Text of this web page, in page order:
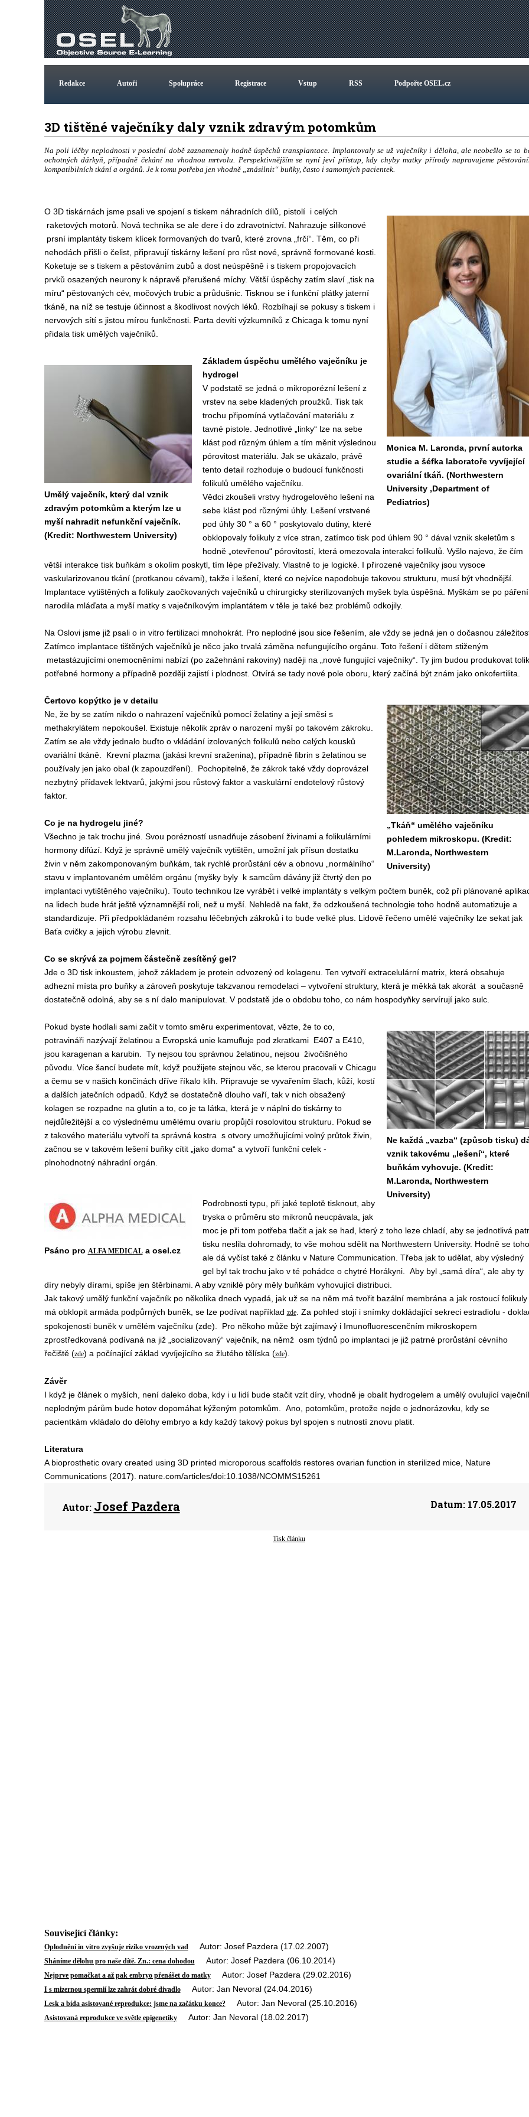
Redakce Autoři Spolupráce Registrace Vstup RSS Podpořte OSEL.cz
3D tištěné vaječníky daly vznik zdravým potomkům
Na poli léčby neplodnosti v poslední době zaznamenaly hodně úspěchů transplantace. Implantovaly se už vaječníky i děloha, ale neobešlo se to
ochotných dárkyň, případně čekání na vhodnou mrtvolu. Perspektivnějším se nyní jeví přístup, kdy chyby matky přírody napravujeme
kompatibilních tkání a orgánů. Je k tomu potřeba jen vhodně „znásilnit“ buňky, často i samotných pacientek.
Monica M. Laronda, první autorka
studie a šéfka laboratoře vyvíjející
ovariální tkáň. (Northwestern
University ,Department of
Pediatrics)
O 3D tiskárnách jsme psali ve spojení s tiskem náhradních dílů, pistolí i celých
raketových motorů. Nová technika se ale dere i do zdravotnictví. Nahrazuje silikonové
prsní implantáty tiskem klícek formovaných do tvarů, které zrovna „frčí“. Těm, co při
nehodách přišli o čelist, připravují tiskárny lešení pro růst nové, správně formované kosti.
Koketuje se s tiskem a pěstováním zubů a dost neúspěšně i s tiskem propojovacích
prvků osazených neurony k nápravě přerušené míchy. Větší úspěchy zatím slaví „tisk na
míru“ pěstovaných cév, močových trubic a průdušnic. Tisknou se i funkční plátky jaterní
tkáně, na níž se testuje účinnost a škodlivost nových léků. Rozbíhají se pokusy s tiskem i
nervových sítí s jistou mírou funkčnosti. Parta devíti výzkumníků z Chicaga k tomu nyní
přidala tisk umělých vaječníků.
Umělý vaječník, který dal vznik
zdravým potomkům a kterým lze u
myší nahradit nefunkční vaječník.
(Kredit: Northwestern University)
Základem úspěchu umělého vaječníku je
hydrogel
V podstatě se jedná o mikroporézní lešení z
vrstev na sebe kladených proužků. Tisk tak
trochu připomíná vytlačování materiálu z
tavné pistole. Jednotlivé „linky“ lze na sebe
klást pod různým úhlem a tím měnit výslednou
pórovitost materiálu. Jak se ukázalo, právě
tento detail rozhoduje o budoucí funkčnosti
folikulů umělého vaječníku.
Vědci zkoušeli vrstvy hydrogelového lešení na
sebe klást pod různými úhly. Lešení vrstvené
pod úhly 30 ° a 60 ° poskytovalo dutiny, které
obklopovaly folikuly z více stran, zatímco tisk pod úhlem 90 ° dával vznik skeletům s
hodně „otevřenou“ pórovitostí, která omezovala interakci folikulů. Vyšlo najevo, že čím
větší interakce tisk buňkám s okolím poskytl, tím lépe přežívaly. Vlastně to je logické. I přirozené vaječníky jsou vysoce
vaskularizovanou tkání (protkanou cévami), takže i lešení, které co nejvíce napodobuje takovou strukturu, musí být vhodnější.
Implantace vytištěných a folikuly zaočkovaných vaječníků u chirurgicky sterilizovaných myšek byla úspěšná. Myškám se po páření
narodila mláďata a myší matky s vaječníkovým implantátem v těle je také bez problémů odkojily.
Na Oslovi jsme již psali o in vitro fertilizaci mnohokrát. Pro neplodné jsou sice řešením, ale vždy se jedná jen o dočasnou
Zatímco implantace tištěných vaječníků je něco jako trvalá záměna nefungujícího orgánu. Toto řešení i dětem stiženým
metastázujícími onemocněními nabízí (po zažehnání rakoviny) naději na „nové fungující vaječníky“. Ty jim budou produkovat tolik
potřebné hormony a případně později zajistí i plodnost. Otvírá se tady nové pole oboru, který začíná být znám jako onkofertilita.
„Tkáň“ umělého vaječníku
pohledem mikroskopu. (Kredit:
M.Laronda, Northwestern
University)
Čertovo kopýtko je v detailu
Ne, že by se zatím nikdo o nahrazení vaječníků pomocí želatiny a její směsi s
methakrylátem nepokoušel. Existuje několik zpráv o narození myší po takovém zákroku.
Zatím se ale vždy jednalo buďto o vkládání izolovaných folikulů nebo celých kousků
ovariální tkáně. Krevní plazma (jakási krevní sraženina), případně fibrin s želatinou se
používaly jen jako obal (k zapouzdření). Pochopitelně, že zákrok také vždy doprovázel
nezbytný přídavek lektvarů, jakými jsou růstový faktor a vaskulární endotelový růstový
faktor.
Co je na hydrogelu jiné?
Všechno je tak trochu jiné. Svou porézností usnadňuje zásobení živinami a folikulárními
hormony difúzí. Když je správně umělý vaječník vytištěn, umožní jak přísun dostatku
živin v něm zakomponovaným buňkám, tak rychlé prorůstání cév a obnovu „normálního“
stavu v implantovaném umělém orgánu (myšky byly k samcům dávány již čtvrtý den po
implantaci vytištěného vaječníku). Touto technikou lze vyrábět i velké implantáty s velkým počtem buněk, což při plánované
na lidech bude hrát ještě významnější roli, než u myší. Nehledě na fakt, že odzkoušená technologie toho hodně automatizuje a
standardizuje. Při předpokládaném rozsahu léčebných zákroků i to bude velké plus. Lidově řečeno umělé vaječníky lze sekat jak
Baťa cvičky a jejich výrobu zlevnit.
Co se skrývá za pojmem částečně zesítěný gel?
Jde o 3D tisk inkoustem, jehož základem je protein odvozený od kolagenu. Ten vytvoří extracelulární matrix, která obsahuje
adhezní místa pro buňky a zároveň poskytuje takzvanou remodelaci – vytvoření struktury, která je měkká tak akorát a současně
dostatečně odolná, aby se s ní dalo manipulovat. V podstatě jde o obdobu toho, co nám hospodyňky servírují jako sulc.
Ne každá „vazba“ (způsob tisku)
vznik takovému „lešení“, které
buňkám vyhovuje. (Kredit:
M.Laronda, Northwestern
University)
Pokud byste hodlali sami začít v tomto směru experimentovat, vězte, že to co,
potravináři nazývají želatinou a Evropská unie kamufluje pod zkratkami E407 a E410,
jsou karagenan a karubin. Ty nejsou tou správnou želatinou, nejsou živočišného
původu. Více šancí budete mít, když použijete stejnou věc, se kterou pracovali v Chicagu
a čemu se v našich končinách dříve říkalo klih. Připravuje se vyvařením šlach, kůží, kostí
a dalších jatečních odpadů. Když se dostatečně dlouho vaří, tak v nich obsažený
kolagen se rozpadne na glutin a to, co je ta látka, která je v náplni do tiskárny to
nejdůležitější a co výslednému umělému ovariu propůjčí rosolovitou strukturu. Pokud se
z takového materiálu vytvoří ta správná kostra s otvory umožňujícími volný průtok živin,
začnou se v takovém lešení buňky cítit „jako doma“ a vytvoří funkční celek -
plnohodnotný náhradní orgán.
Psáno pro ALFA MEDICALa osel.cz
Podrobnosti typu, při jaké teplotě tisknout, aby
tryska o průměru sto mikronů neucpávala, jak
moc je při tom potřeba tlačit a jak se had, který z toho leze chladí, aby se jednotlivá
tisku neslila dohromady, to vše mohou sdělit na Northwestern University. Hodně se toho
ale dá vyčíst také z článku v Nature Communication. Třeba jak to udělat, aby výsledný
gel byl tak trochu jako v té pohádce o chytré Horákyni. Aby byl „samá díra“, ale aby ty
díry nebyly dírami, spíše jen štěrbinami. A aby vzniklé póry měly buňkám vyhovující distribuci.
Jak takový umělý funkční vaječník po několika dnech vypadá, jak už se na něm má tvořit bazální membrána a jak rostoucí folikuly
má obklopit armáda podpůrných buněk, se lze podívat například zde. Za pohled stojí i snímky dokládající sekreci estradiolu -
spokojenosti buněk v umělém vaječníku (zde). Pro někoho může být zajímavý i Imunofluorescenčním mikroskopem
zprostředkovaná podívaná na již „socializovaný“ vaječník, na němž osm týdnů po implantaci je již patrné prorůstání cévního
řečiště (zde) a počínající základ vyvíjejícího se žlutého tělíska (zde).
Závěr
I když je článek o myších, není daleko doba, kdy i u lidí bude stačit vzít díry, vhodně je obalit hydrogelem a umělý ovulující
neplodným párům bude hotov dopomáhat kýženým potomkům. Ano, potomkům, protože nejde o jednorázovku, kdy se
pacientkám vkládalo do dělohy embryo a kdy každý takový pokus byl spojen s nutností znovu platit.
Literatura
A bioprosthetic ovary created using 3D printed microporous scaffolds restores ovarian function in sterilized mice, Nature
Communications (2017). nature.com/articles/doi:10.1038/NCOMMS15261
Autor: Josef Pazdera Datum:17.05.2017
Tisk článku
Související články:
Oplodnění in vitro zvyšuje riziko vrozených vad Autor: Josef Pazdera (17.02.2007)
Sháníme dělohu pro naše dítě. Zn.: cena dohodou Autor: Josef Pazdera (06.10.2014)
Nejprve pomačkat a až pak embryo přenášet do matkyAutor: Josef Pazdera (29.02.2016)
I s mizernou spermií lze zahrát dobré divadloAutor: Jan Nevoral (24.04.2016)
Lesk a bída asistované reprodukce: jsme na začátku konce?Autor: Jan Nevoral (25.10.2016)
Asistovaná reprodukce ve světle epigenetikyAutor: Jan Nevoral (18.02.2017)